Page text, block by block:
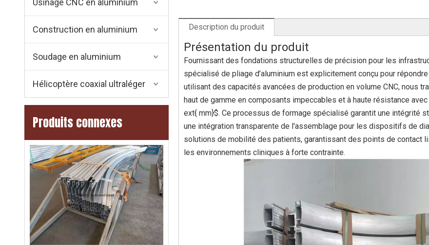
Usinage CNC en aluminium
Construction en aluminium
Soudage en aluminium
Hélicoptère coaxial ultraléger
Produits connexes
Description du produit
Présentation du produit
Fournissant des fondations structurelles de précision pour les
spécialisé de pliage d’aluminium est explicitement conçu pour
utilisant des capacités avancées de production en volume CNC, nous
haut de gamme en composants impeccables et à haute résistance
ext{ mm}$. Ce processus de formage spécialisé garantit une intégrité
une intégration transparente de l'assemblage pour les dispositifs de
solutions de mobilité des patients, garantissant des points de contact
les environnements cliniques à forte contrainte.